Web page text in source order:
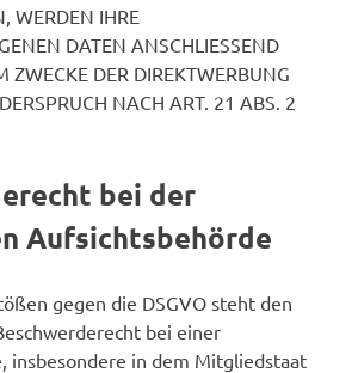
WERDEN IHRE
DATEN ANSCHLIESSEND
ZWECKE DER DIREKTWERBUNG
NACH ART. 21 ABS. 2
bei der
Aufsichtsbehörde
gegen die DSGVO steht den
bei einer
insbesondere in dem Mitgliedstaat